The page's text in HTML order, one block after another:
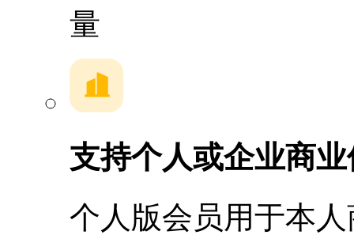
量
支持个人或企业商
个人版会员用于本